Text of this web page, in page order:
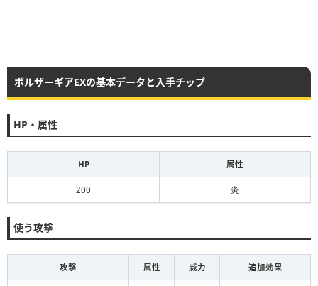
ボルザーギアEXの基本データと入手チップ
HP・属性
HP 属性
200 炎
使う攻撃
攻撃 属性 威力 追加効果